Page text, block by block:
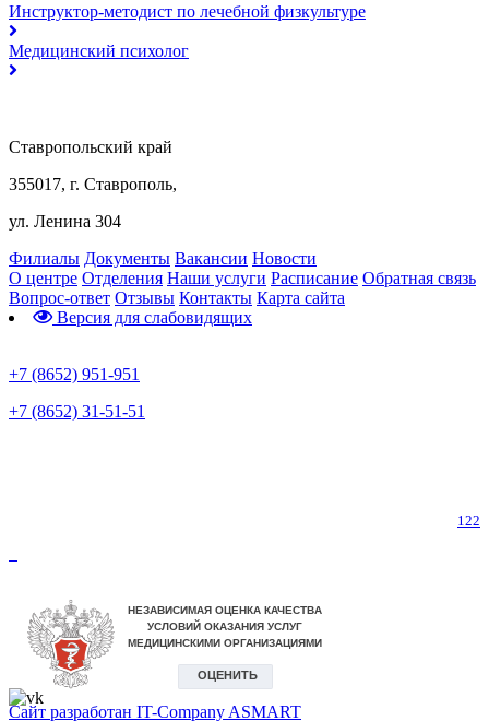
Инструктор-методист по лечебной физкультуре
Медицинский психолог
Ставропольский край
355017, г. Ставрополь,
ул. Ленина 304
Филиалы Документы Вакансии Новости
О центре Отделения Наши услуги Расписание Обратная связь
Вопрос-ответ Отзывы Контакты Карта сайта
Версия для слабовидящих
+7 (8652) 951-951
+7 (8652) 31-51-51
122
Сайт разработан IT-Company ASMART